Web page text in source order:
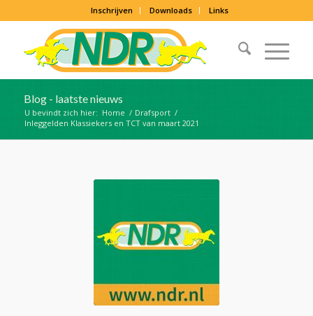
Inschrijven Downloads Links
Blog - laatste nieuws
U bevindt zich hier: Home / Drafsport /
Inleggelden Klassiekers en TCT van maart 2021